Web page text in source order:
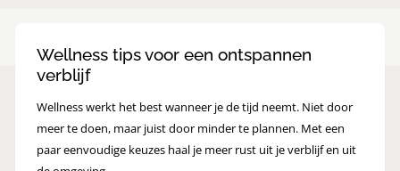
Wellness tips voor een ontspannen
verblijf
Wellness werkt het best wanneer je de tijd neemt. Niet door
meer te doen, maar juist door minder te plannen. Met een
paar eenvoudige keuzes haal je meer rust uit je verblijf en uit